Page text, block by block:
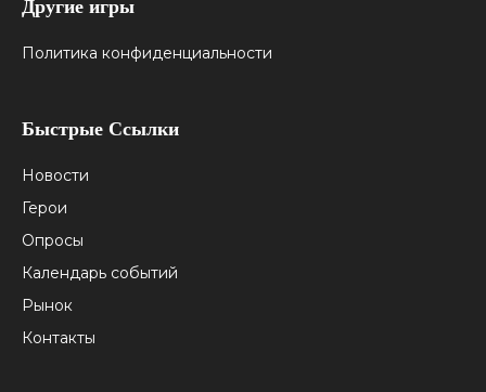
Другие игры
Политика конфиденциальности
Быстрые Ссылки
Новости
Герои
Опросы
Календарь событий
Рынок
Контакты